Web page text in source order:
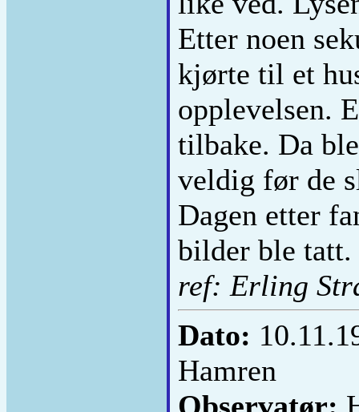
Etter noen
kjørte til et
opplevelsen.
tilbake. Da
veldig før de
Dagen etter
bilder ble tatt.
ref: Erling
Dato:
Hamren